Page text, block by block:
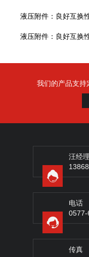
液压附件：良好互换
液压附件：良好互换
我们的产品支持
汪经理
电话
0577-
传真